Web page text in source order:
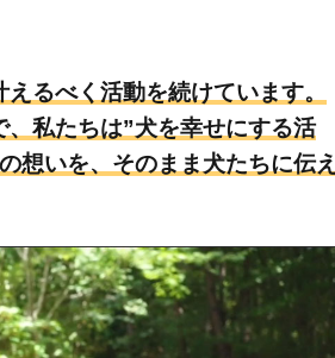
るべく活動を続けています。
私たちは”犬を幸せにする活
想いを、そのまま犬たちに伝